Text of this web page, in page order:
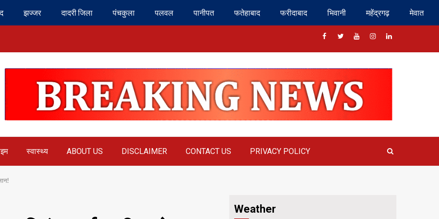
झज्जर दादरी जिला पंचकुला पलवल पानीपत फतेहाबाद फरीदाबाद भिवानी महेंद्रगढ़ मेवात
Facebook
TwitterYoutubeInstragram
Linkedin
स्वास्थ्य ABOUT US DISCLAIMER CONTACT US PRIVACY POLICY
Weather